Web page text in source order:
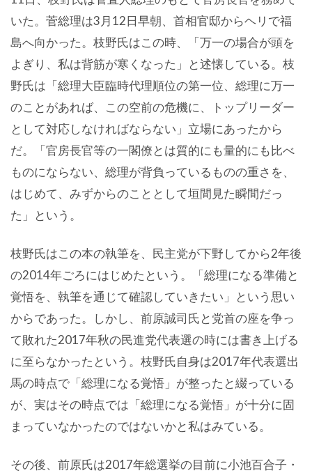
いた。菅総理は3月12日早朝、首相官邸からヘリで福
島へ向かった。枝野氏はこの時、「万一の場合が頭を
よぎり、私は背筋が寒くなった」と述懐している。枝
野氏は「総理大臣臨時代理順位の第一位、総理に万一
のことがあれば、この空前の危機に、トップリーダー
として対応しなければならない」立場にあったから
だ。「官房長官等の一閣僚とは質的にも量的にも比べ
ものにならない、総理が背負っているものの重さを、
はじめて、みずからのこととして垣間見た瞬間だっ
た」という。
枝野氏はこの本の執筆を、民主党が下野してから2年後
の2014年ごろにはじめたという。「総理になる準備と
覚悟を、執筆を通じて確認していきたい」という思い
からであった。しかし、前原誠司氏と党首の座を争っ
て敗れた2017年秋の民進党代表選の時には書き上げる
に至らなかったという。枝野氏自身は2017年代表選出
馬の時点で「総理になる覚悟」が整ったと綴っている
が、実はその時点では「総理になる覚悟」が十分に固
まっていなかったのではないかと私はみている。
その後、前原氏は2017年総選挙の目前に小池百合子・